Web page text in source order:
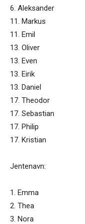
6. Aleksander
11. Markus
11. Emil
13. Oliver
13. Even
13. Eirik
13. Daniel
17. Theodor
17. Sebastian
17. Philip
17. Kristian
Jentenavn:
1. Emma
2. Thea
3. Nora